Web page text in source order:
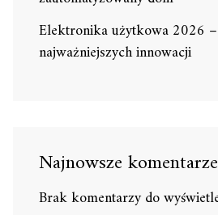
Elektronika użytkowa 2026
najważniejszych innowacji
Najnowsze komentarze
Brak komentarzy do